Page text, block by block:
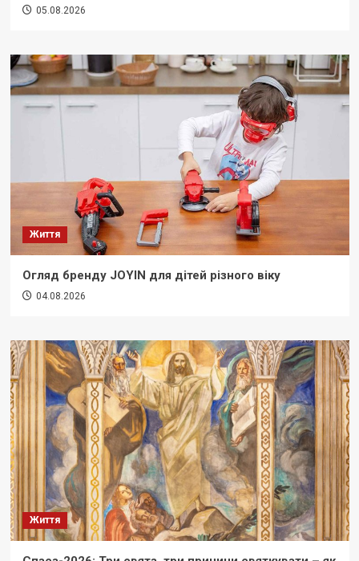
05.08.2026
Життя
Огляд бренду JOYIN для дітей різного віку
04.08.2026
Життя